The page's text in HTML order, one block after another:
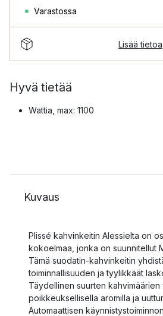
Varastossa
Lisää tietoa
Hyvä tietää
Wattia, max: 1100
Kuvaus
Plissé kahvinkeitin Alessielta on
kokoelmaa, jonka on suunnitellut
Tämä suodatin-kahvinkeitin
toiminnallisuuden ja tyylikkäät
Täydellinen suurten kahvimäärien
poikkeuksellisella aromilla ja
Automaattisen